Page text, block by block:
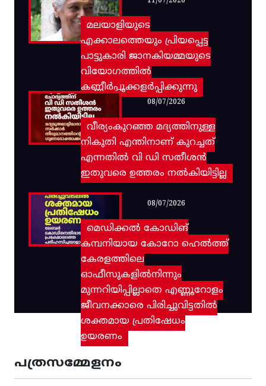
മലയാളിയുടെ
എക്കാലത്തെയും പ്രിയപ്പെട്ട
പാട്ടുകാരി ജാനകിയമ്മയുടെ
വിയോഗത്തിൽ
കണ്ണീർപ്പൂക്കളർപ്പിക്കുന്നു
വീര്യംകുറഞ്ഞ മദ്യത്തിനുള്ള
നികുതി എന്തിനാണ് കുറച്ചത്
എന്നതിൽ വി ഡി സതീശൻ
ഇതുവരെ ഉത്തരം നൽകിയിട്ടില്ല
08/07/2026
മെഡിക്കൽ കോഡിങ്
കമ്പനിയായ കോറോ ഹെൽത്ത്
കേരളത്തിലെ
ഓഫീസുകളിൽനിന്നും
മുന്നറിയിപ്പില്ലാതെ എണ്ണൂറോളം
ജീവനക്കാരെ പിരിച്ചുവിട്ടതിൽ‌
ശക്തമായ പ്രതിഷേധം
ഉയരണം
08/07/2026
പത്രസമ്മേളനം